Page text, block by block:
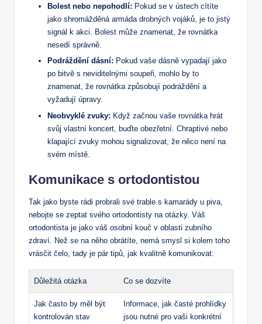
Bolest nebo nepohodlí: Pokud se v ústech cítíte
jako shromážděná armáda drobných vojáků, je to jistý
signál k akci. Bolest může znamenat, že rovnátka
nesedí správně.
Podráždění dásní: Pokud vaše dásně vypadají jako
po bitvě s neviditelnými soupeři, mohlo by to
znamenat, že rovnátka způsobují podráždění a
vyžadují úpravy.
Neobvyklé zvuky: Když začnou vaše rovnátka hrát
svůj vlastní koncert, buďte obezřetní. Chraptivé nebo
klapající zvuky mohou signalizovat, že něco není na
svém místě.
Komunikace s ortodontistou
Tak jako byste rádi probrali své trable s kamarády u piva,
nebojte se zeptat svého ortodontisty na otázky. Váš
ortodontista je jako váš osobní kouč v oblasti zubního
zdraví. Než se na něho obrátíte, nemá smysl si kolem toho
vrásčit čelo, tady je pár tipů, jak kvalitně komunikovat:
Důležitá otázka Co se dozvíte
Jak často by měl být
kontrolován stav
Informace, jak časté prohlídky
jsou nutné pro vaši konkrétní